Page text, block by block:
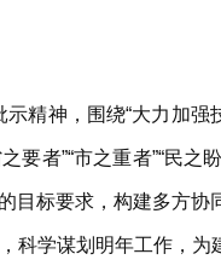
精神，围绕“大力加强
者”“市之重者”“民之
目标要求，构建多方协
科学谋划明年工作，为